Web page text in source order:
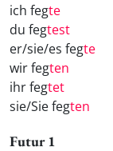
ich fegte
du fegtest
er/sie/es fegte
wir fegten
ihr fegtet
sie/Sie fegten
Futur 1